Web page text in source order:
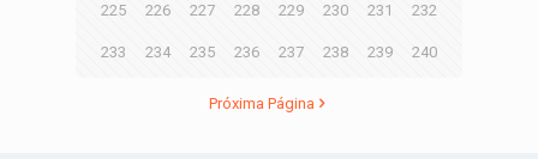
225 226 227 228 229 230 231 232
233 234 235 236 237 238 239 240
Próxima Página